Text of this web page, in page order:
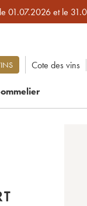
01.07.2026 et le
Cote des vins